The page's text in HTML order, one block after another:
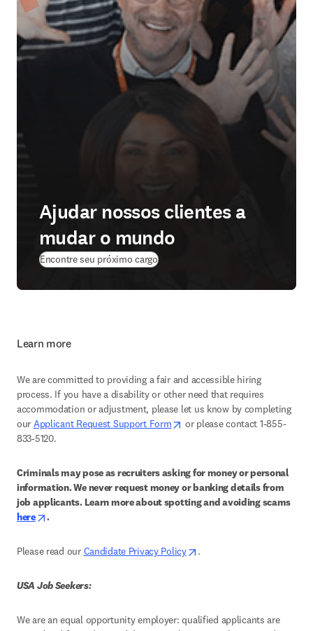
Ajudar nossos clientes a
mudar o mundo
Encontre seu próximo cargo(
Learn more
We are committed to providing a fair and accessible hiring
process. If you have a disability or other need that requires
accommodation or adjustment, please let us know by completing
our Applicant Request Support Form opens in new tab/window
or please contact 1-855-
833-5120.
Criminals may pose as recruiters asking for money or personal
information. We never request money or banking details from
here
opens in new tab/window
.
Please read our Candidate Privacy Policy opens in new tab/window
.
USA Job Seekers:
We are an equal opportunity employer: qualified applicants are